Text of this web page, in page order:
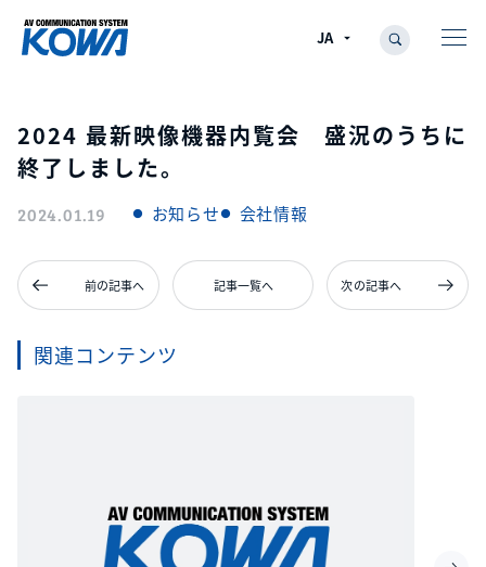
2024 最新映像機器内覧会 盛況のうちに
終了しました。
2024.01.19 お知らせ 会社情報
前の記事へ 記事一覧へ 次の記事へ
関連コンテンツ